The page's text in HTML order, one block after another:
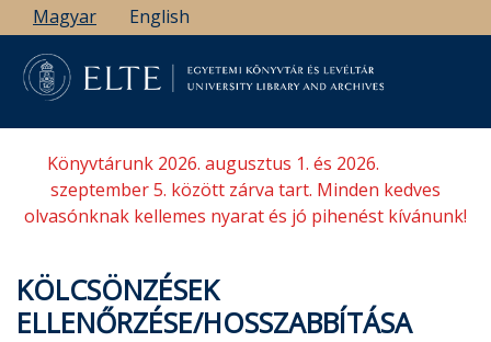
Ugrás
a
tartalomra
Magyar English
Könyvtárunk 2026. augusztus 1. és 2026.
szeptember 5. között zárva tart. Minden kedves
olvasónknak kellemes nyarat és jó pihenést kívánunk!
KÖLCSÖNZÉSEK
ELLENŐRZÉSE/HOSSZABBÍTÁSA